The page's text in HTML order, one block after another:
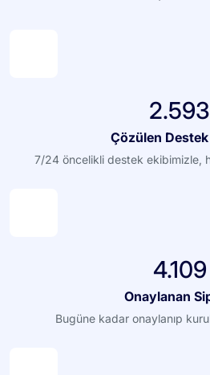
2.593
Çözülen
7/24 öncelikli destek ekibimizle,
4.109
Onaylanan
Bugüne kadar onaylanıp